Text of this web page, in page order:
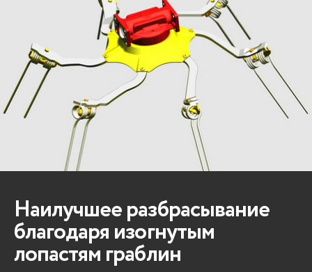
Наилучшее разбрасывание
благодаря изогнутым
лопастям граблин